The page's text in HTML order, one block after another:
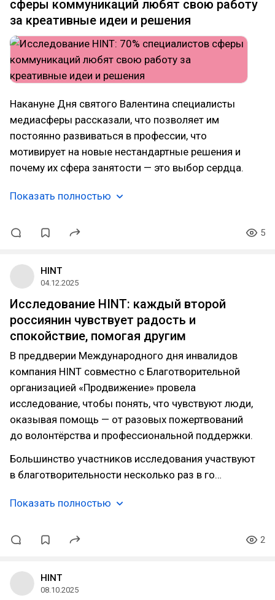
сферы коммуникаций любят свою работу
за креативные идеи и решения
Накануне Дня святого Валентина специалисты
медиасферы рассказали, что позволяет им
постоянно развиваться в профессии, что
мотивирует на новые нестандартные решения и
почему их сфера занятости — это выбор сердца.
Показать полностью
5
HINT
04.12.2025
Исследование HINT: каждый второй
россиянин чувствует радость и
спокойствие, помогая другим
В преддверии Международного дня инвалидов
компания HINT совместно с Благотворительной
организацией «Продвижение» провела
исследование, чтобы понять, что чувствуют люди,
оказывая помощь — от разовых пожертвований
до волонтёрства и профессиональной поддержки.
Большинство участников исследования участвуют
в благотворительности несколько раз в го…
Показать полностью
2
HINT
08.10.2025